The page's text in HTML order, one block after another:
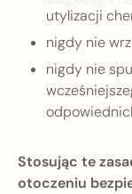
utylizacji
nigdy nie
nigdy nie
Stosując te
otoczeniu